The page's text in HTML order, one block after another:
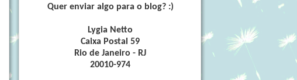
Quer enviar algo para o blog? :)
Lygia Netto
Caixa Postal 59
Rio de Janeiro - RJ
20010-974